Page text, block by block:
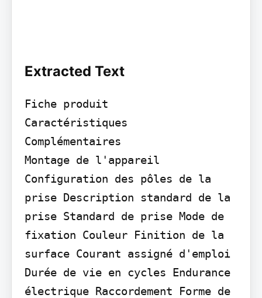
Extracted Text
Fiche produit
Caractéristiques
Complémentaires
Montage de l'appareil
Configuration des pôles de la
prise Description standard de la
prise Standard de prise Mode de
fixation Couleur Finition de la
surface Courant assigné d'emploi
Durée de vie en cycles Endurance
électrique Raccordement Forme de